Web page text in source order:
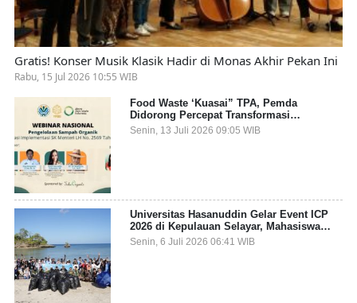
Gratis! Konser Musik Klasik Hadir di Monas Akhir Pekan Ini
Rabu, 15 Jul 2026 10:55 WIB
Food Waste ‘Kuasai” TPA, Pemda
Didorong Percepat Transformasi
Pengelolaan Sampah Organik dari Sumber
Senin, 13 Juli 2026 09:05 WIB
Universitas Hasanuddin Gelar Event ICP
2026 di Kepulauan Selayar, Mahasiswa
dari 27 Negara Jadi Partisipan
Senin, 6 Juli 2026 06:41 WIB